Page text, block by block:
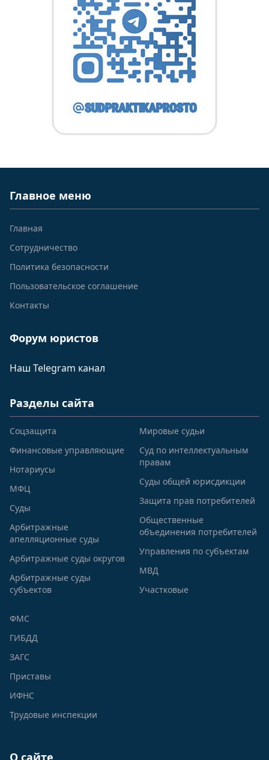
Главное меню
Главная
Сотрудничество
Политика безопасности
Пользовательское соглашение
Контакты
Форум юристов
Наш Telegram канал
Разделы сайта
Соцзащита
Финансовые управляющие
Нотариусы
МФЦ
Суды
Арбитражные
апелляционные суды
Арбитражные суды округов
Арбитражные суды
субъектов
Мировые судьи
Суд по интеллектуальным
правам
Суды общей юрисдикции
Защита прав потребителей
Общественные
объединения потребителей
Управления по субъектам
МВД
Участковые
ФМС
ГИБДД
ЗАГС
Приставы
ИФНС
Трудовые инспекции
О сайте